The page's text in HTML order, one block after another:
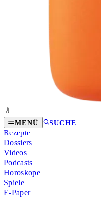
MENÜ SUCHE
Rezepte
Dossiers
Videos
Podcasts
Horoskope
Spiele
E-Paper